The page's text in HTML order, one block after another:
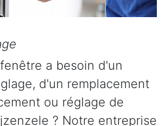
a besoin d'un
d'un remplacement
ou réglage de
? Notre entreprise